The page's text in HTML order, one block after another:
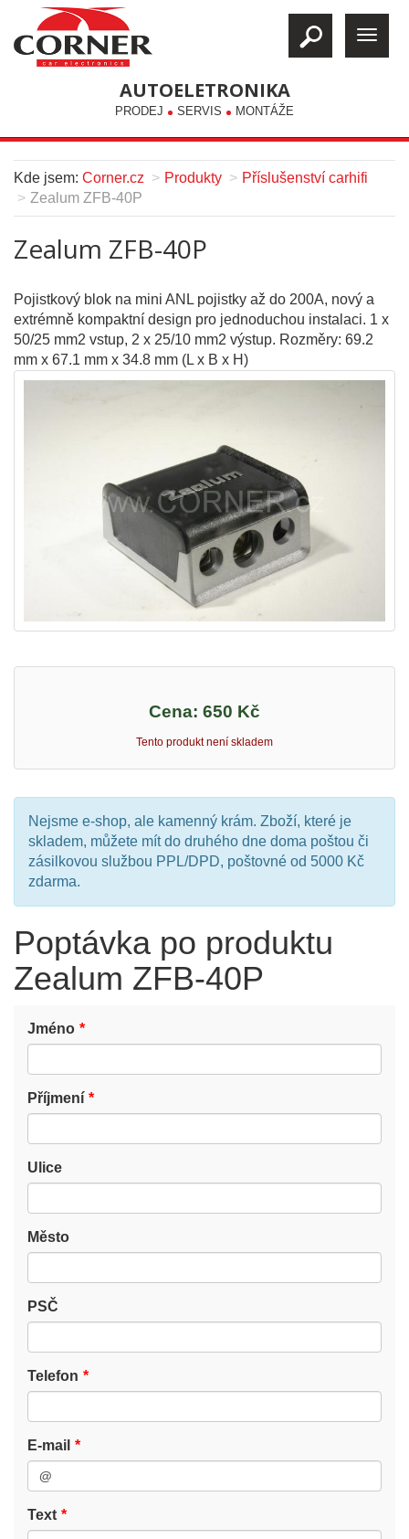
AUTOELETRONIKA
PRODEJ SERVIS MONTÁŽE
Kde jsem: Corner.cz Produkty
Příslušenství carhifi
Zealum ZFB-40P
Zealum ZFB-40P
Pojistkový blok na mini ANL pojistky až do 200A, nový a
extrémně kompaktní design pro jednoduchou instalaci. 1 x
50/25 mm2 vstup, 2 x 25/10 mm2 výstup. Rozměry: 69.2
mm x 67.1 mm x 34.8 mm (L x B x H)
Cena: 650 Kč
Tento produkt není skladem
Nejsme e-shop, ale kamenný krám. Zboží, které je
skladem, můžete mít do druhého dne doma poštou či
zásilkovou službou PPL/DPD, poštovné od 5000 Kč
zdarma.
Poptávka po produktu
Zealum ZFB-40P
Jméno
Příjmení
Ulice
Město
PSČ
Telefon
E-mail
Text